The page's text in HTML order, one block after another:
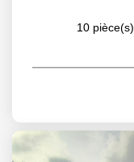
10 pièce(s)